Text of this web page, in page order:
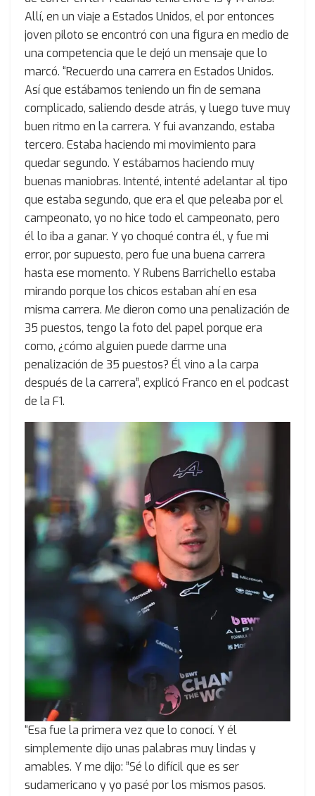
Allí, en un viaje a Estados Unidos, el por entonces
joven piloto se encontró con una figura en medio de
una competencia que le dejó un mensaje que lo
marcó. “Recuerdo una carrera en Estados Unidos.
Así que estábamos teniendo un fin de semana
complicado, saliendo desde atrás, y luego tuve muy
buen ritmo en la carrera. Y fui avanzando, estaba
tercero. Estaba haciendo mi movimiento para
quedar segundo. Y estábamos haciendo muy
buenas maniobras. Intenté, intenté adelantar al tipo
que estaba segundo, que era el que peleaba por el
campeonato, yo no hice todo el campeonato, pero
él lo iba a ganar. Y yo choqué contra él, y fue mi
error, por supuesto, pero fue una buena carrera
hasta ese momento. Y Rubens Barrichello estaba
mirando porque los chicos estaban ahí en esa
misma carrera. Me dieron como una penalización de
35 puestos, tengo la foto del papel porque era
como, ¿cómo alguien puede darme una
penalización de 35 puestos? Él vino a la carpa
después de la carrera”, explicó Franco en el podcast
de la F1.
“Esa fue la primera vez que lo conocí. Y él
simplemente dijo unas palabras muy lindas y
amables. Y me dijo: ”Sé lo difícil que es ser
sudamericano y yo pasé por los mismos pasos.